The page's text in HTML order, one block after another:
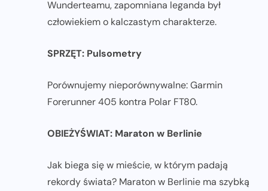
Wunderteamu, zapomniana leganda był
człowiekiem o kalczastym charakterze.
SPRZĘT: Pulsometry
Porównujemy nieporównywalne: Garmin
Forerunner 405 kontra Polar FT80.
OBIEŻYŚWIAT: Maraton w Berlinie
Jak biega się w mieście, w którym padają
rekordy świata? Maraton w Berlinie ma szybką